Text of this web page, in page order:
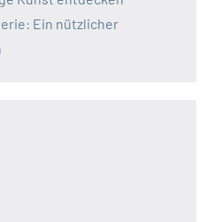
Ein nützlicher